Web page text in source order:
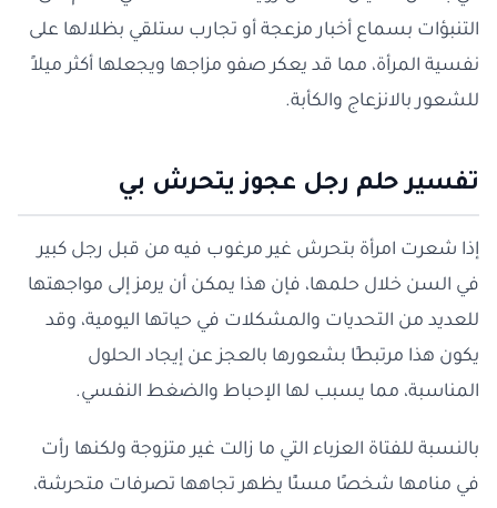
التنبؤات بسماع أخبار مزعجة أو تجارب ستلقي بظلالها على
نفسية المرأة، مما قد يعكر صفو مزاجها ويجعلها أكثر ميلاً
للشعور بالانزعاج والكأبة.
تفسير حلم رجل عجوز يتحرش بي
إذا شعرت امرأة بتحرش غير مرغوب فيه من قبل رجل كبير
في السن خلال حلمها، فإن هذا يمكن أن يرمز إلى مواجهتها
للعديد من التحديات والمشكلات في حياتها اليومية، وقد
يكون هذا مرتبطًا بشعورها بالعجز عن إيجاد الحلول
المناسبة، مما يسبب لها الإحباط والضغط النفسي.
بالنسبة للفتاة العزباء التي ما زالت غير متزوجة ولكنها رأت
في منامها شخصًا مسنًا يظهر تجاهها تصرفات متحرشة،